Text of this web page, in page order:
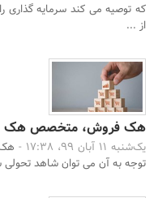
که توصیه می کند سرمایه گذاری
از ...
هک فروش، متخصص هک
یک‌شنبه 11 آبان 99، 17:38 -
توجه به آن می توان شاهد